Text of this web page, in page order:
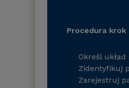
Procedura
Określ
Zidentyfikuj
Zarejestruj